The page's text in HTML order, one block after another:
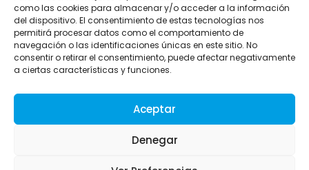
como las cookies para almacenar y/o acceder a la información
del dispositivo. El consentimiento de estas tecnologías nos
permitirá procesar datos como el comportamiento de
navegación o las identificaciones únicas en este sitio. No
consentir o retirar el consentimiento, puede afectar negativamente
a ciertas características y funciones.
Aceptar
Denegar
Aviso LegalPolítica de Privacidad
Política de CookiesMapa Web
Contacta con nosotros:info@aeclim.org